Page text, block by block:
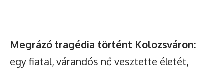
Megrázó tragédia történt Kolozsváron:
egy fiatal, várandós nő vesztette életét,